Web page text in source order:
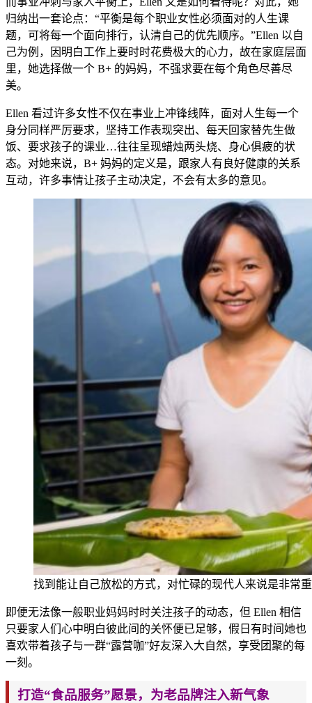
归纳出一套论点：“平衡是每个职业女性必须面对的人生课
题，可将每一个面向排行，认清自己的优先顺序。”Ellen 以自
己为例，因明白工作 上要时时花费极大的心力，故在家庭层面
里，她选择做一个 B+ 的妈妈，不强求要在每个角色尽善尽
美。
Ellen 看过许多女性不仅在事业上冲锋线阵，面对人生每一个
身分同样严厉要求，坚持工作表现突出、每天回家替先生做
饭、 要求孩子的课业…往往呈现蜡烛两头烧、身心俱疲的状
态。对她来说，B+ 妈妈的定义是，跟家人有良好健康的关系
互动，许多事情让孩子主动决定，不会有太多的意见。
找到能让自己放松的方式，对忙碌的现代人来说是非常
即便无法像一般职业妈妈时时关注孩子的动态，但 Ellen 相信
只要家人们心中明白彼此间的关怀便已足够，假日有时间她也
喜欢带着孩子与一群“露营咖”好友深入大自然，享受团聚的每
一刻。
打造“食品服务”愿景，为老品牌注入新气象